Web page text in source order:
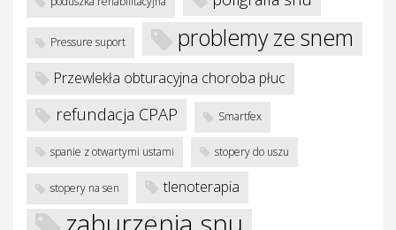
Pressure suport problemy ze snem
Przewlekła obturacyjna choroba płuc
refundacja CPAP Smartfex
spanie z otwartymi ustami stopery do uszu
stopery na sen tlenoterapia